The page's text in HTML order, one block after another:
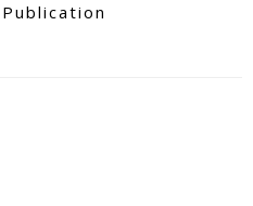
Publication